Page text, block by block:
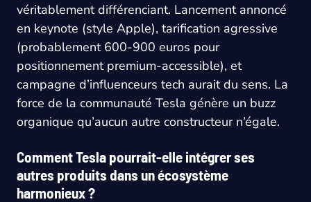
véritablement différenciant. Lancement annoncé
en keynote (style Apple), tarification agressive
(probablement 600-900 euros pour
positionnement premium-accessible), et
campagne d’influenceurs tech aurait du sens. La
force de la communauté Tesla génère un buzz
organique qu’aucun autre constructeur n’égale.
Comment Tesla pourrait-elle intégrer ses
autres produits dans un écosystème
harmonieux ?